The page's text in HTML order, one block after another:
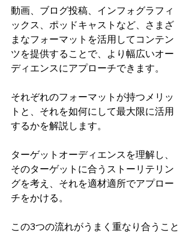
動画、ブログ投稿、インフォグラフィ
ックス、ポッドキャストなど、さまざ
まなフォーマットを活用してコンテン
ツを提供することで、より幅広いオー
ディエンスにアプローチできます。
それぞれのフォーマットが持つメリッ
トと、それを如何にして最大限に活用
するかを解説します。
ターゲットオーディエンスを理解し、
そのターゲットに合うストーリテリン
グを考え、それを適材適所でアプロー
チをかける。
この3つの流れがうまく重なり合うこと